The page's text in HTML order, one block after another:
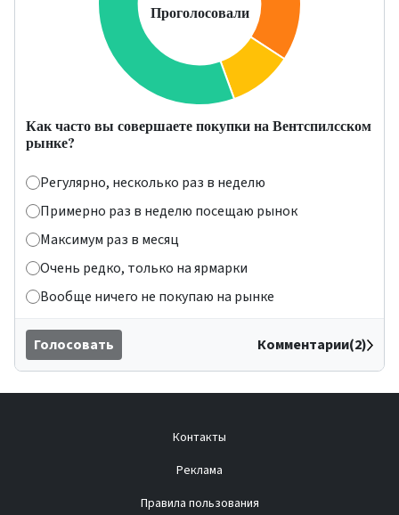
Как часто вы совершаете покупки на Вентспилсском
рынке?
Регулярно, несколько раз в неделю
Примерно раз в неделю посещаю рынок
Максимум раз в месяц
Очень редко, только на ярмарки
Вообще ничего не покупаю на рынке
Голосовать Комментарии(2)
Контакты
Реклама
Правила пользования